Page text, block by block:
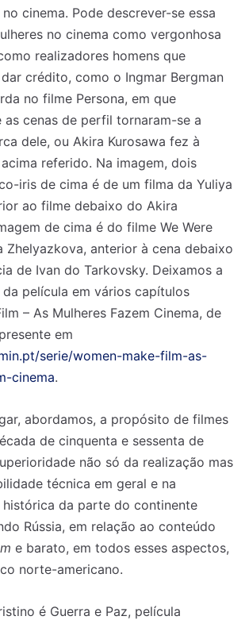
cinema. Pode descrever-se essa
no cinema como vergonhosa
realizadores homens que
crédito, como o Ingmar Bergman
no filme Persona, em que
as cenas de perfil tornaram-se a
dele, ou Akira Kurosawa fez à
referido. Na imagem, dois
iris de cima é de um filma da Yuliya
ao filme debaixo do Akira
de cima é do filme We Were
Zhelyazkova, anterior à cena debaixo
de Ivan do Tarkovsky. Deixamos a
película em vários capítulos
– As Mulheres Fazem Cinema, de
em
serie/women-make-film-as-
cinema.
abordamos, a propósito de filmes
de cinquenta e sessenta de
não só da realização mas
técnica em geral e na
histórica da parte do continente
Rússia, em relação ao conteúdo
e barato, em todos esses aspectos,
norte-americano.
é Guerra e Paz, película